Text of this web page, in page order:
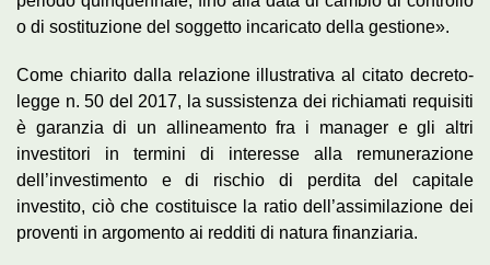
o di sostituzione del soggetto incaricato della gestione».
Come chiarito dalla relazione illustrativa al citato decreto-
legge n. 50 del 2017, la sussistenza dei richiamati requisiti
è garanzia di un allineamento fra i manager e gli altri
investitori in termini di interesse alla remunerazione
dell’investimento e di rischio di perdita del capitale
investito, ciò che costituisce la ratio dell’assimilazione dei
proventi in argomento ai redditi di natura finanziaria.